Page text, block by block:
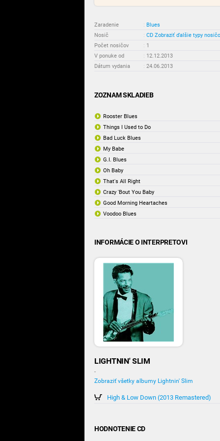
Zaradenie : Blues
Nosič
: CD Zobraziť ďalšie typy
Počet nosičov
: 1
V ponuke od
: 12.12.2013
Dátum vydania
: 24.06.2013
ZOZNAM SKLADIEB
Rooster Blues
Things I Used to Do
Bad Luck Blues
My Babe
G.I. Blues
Oh Baby
That's All Right
Crazy 'Bout You Baby
Good Morning Heartaches
Voodoo Blues
INFORMÁCIE O INTERPRETOVI
LIGHTNIN' SLIM
-
Zobraziť všetky albumy Lightnin' Slim
High & Low Down (2013 Remastered)
HODNOTENIE CD